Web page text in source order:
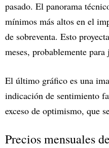
pasado. El panorama
mínimos más altos en el
de sobreventa. Esto proyecta
meses, probablemente
El último gráfico es una
indicación de sentimiento
exceso de optimismo, que
Precios mensuales